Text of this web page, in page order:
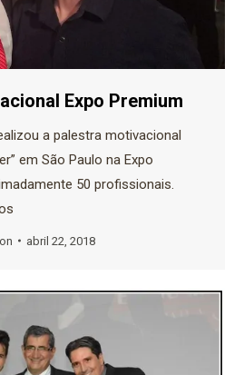
Expo Premium
a palestra motivacional
em São Paulo na Expo
50 profissionais.
abril 22, 2018